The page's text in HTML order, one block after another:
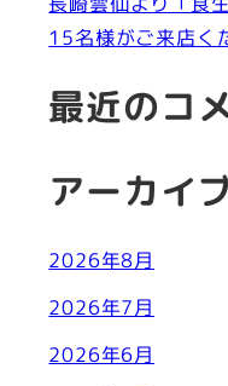
15名様がご来店く
最近のコ
アーカイ
2026年8月
2026年7月
2026年6月